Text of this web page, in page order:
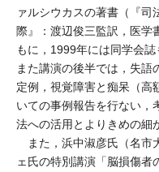
ァルシウカスの著書（『
際』：渡辺俊三監訳，医学
もに，1999年には同学会誌
また講演の後半では，失
定例，視覚障害と痴呆（高
いての事例報告を行ない，
法への活用とよりきめの細
また，浜中淑彦氏（名市
ェ氏の特別講演「脳損傷者